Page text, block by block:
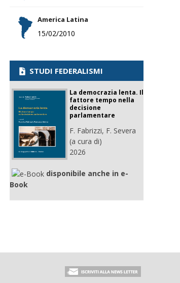
America Latina
15/02/2010
STUDI FEDERALISMI
La democrazia lenta. Il
fattore tempo nella
decisione
parlamentare
F. Fabrizzi, F. Severa
(a cura di)
2026
disponibile anche in e-
Book